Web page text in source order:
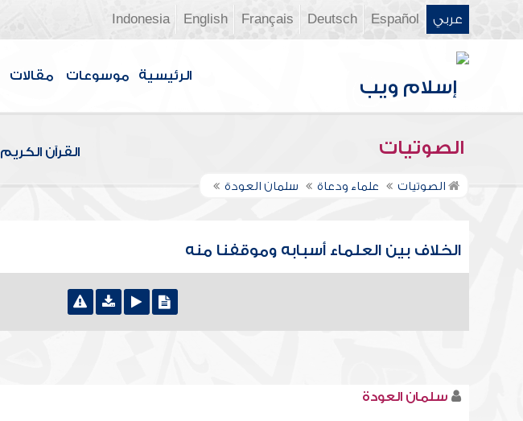
عربي Español
Deutsch
Français
English
Indonesia
الرئيسية موسوعات مقالات
الصوتيات القرآن الكريم
الصوتيات علماء ودعاة سلمان العودة
الخلاف بين العلماء أسبابه وموقفنا منه
سلمان العودة